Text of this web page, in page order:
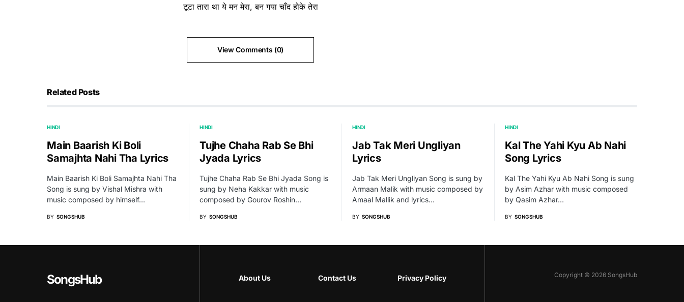
टूटा तारा था ये मन मेरा, बन गया चाँद होके तेरा
View Comments (0)
Related Posts
HINDI
Main Baarish Ki Boli
Samajhta Nahi Tha Lyrics
Main Baarish Ki Boli Samajhta Nahi Tha
Song is sung by Vishal Mishra with
music composed by himself…
BY SONGSHUB
HINDI
Tujhe Chaha Rab Se Bhi
Jyada Lyrics
Tujhe Chaha Rab Se Bhi Jyada Song is
sung by Neha Kakkar with music
composed by Gourov Roshin…
BY SONGSHUB
HINDI
Jab Tak Meri Ungliyan
Lyrics
Jab Tak Meri Ungliyan Song is sung by
Armaan Malik with music composed by
Amaal Mallik and lyrics…
BY SONGSHUB
HINDI
Kal The Yahi Kyu Ab Nahi
Song Lyrics
Kal The Yahi Kyu Ab Nahi Song is sung
by Asim Azhar with music composed
by Qasim Azhar…
BY SONGSHUB
SongsHub About Us Contact Us Privacy Policy Copyright © 2026 SongsHub